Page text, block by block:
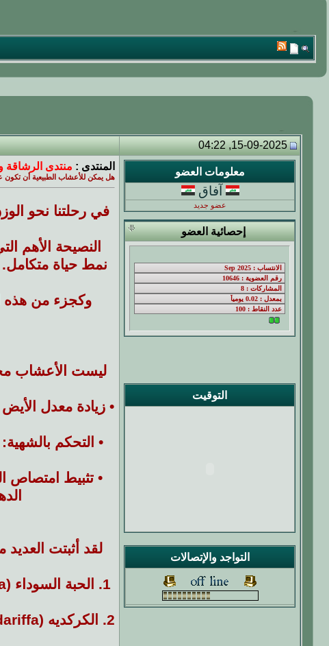
15-09-2025, 04:22
معلومات العضو
آفاق
عضو جديد
إحصائية العضو
التوقيت
التواجد والإتصالات
المنتدى : منتدى الرشاقة
هل يمكن للأعشاب الطبيعية أن
في رحلتنا نحو
النصيحة الأهم
نمط حياة
وكجزء من هذه
ليست الأعشاب
•زيادة معدل الأيض
• التحكم
• تثبيط امتصاص
لقد أثبتت
1.
الحبة السوداء (Nigella sativa):
2.
الكركديه (Hibiscus sabdariffa):